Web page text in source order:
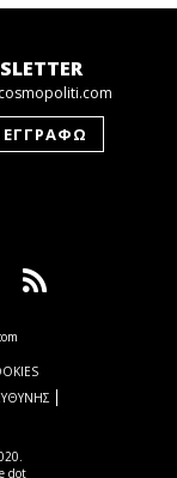
cosmopoliti.com
dot